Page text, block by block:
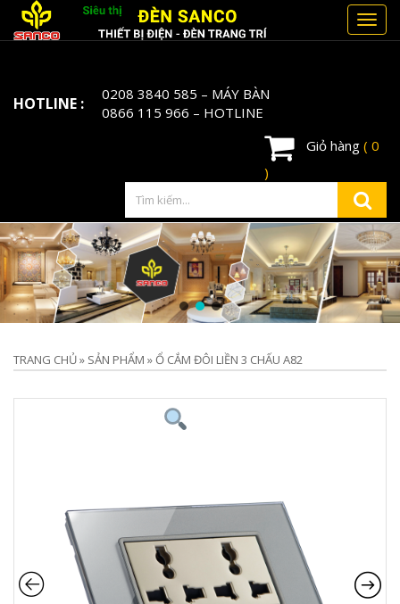
HOTLINE : 0208 3840 585 – MÁY BÀN
0866 115 966 – HOTLINE
Giỏ hàng ( 0
)
TRANG CHỦ» SẢN PHẨM »Ổ CẮM ĐÔI LIỀN 3 CHẤU A82